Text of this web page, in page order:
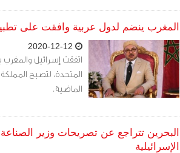
المغرب ينضم لدول عربية وافقت على
اتفقت إسرائيل
المتحدة، لتصبح
الماضية.
البحرين تتراجع عن تصريحات وزير
الإسرائيلية